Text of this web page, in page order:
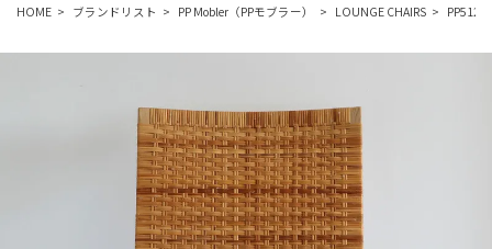
HOME ブランドリスト PP Mobler（PPモブラー） LOUNGE CHAIRS PP512